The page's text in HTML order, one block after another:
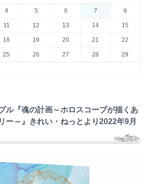
4 5 6 7 8
11 12 13 14 15
18 19 20 21 22
25 26 27 28 29
ル『魂の計画～ホロスコープが描くあ
ー～』きれい・ねっとより2022年9月